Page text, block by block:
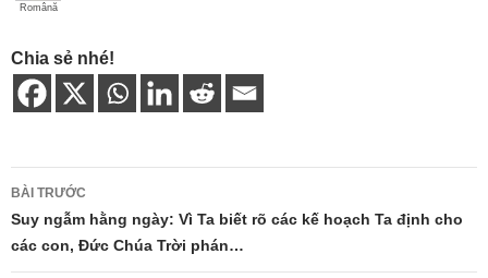
Română
Chia sẻ nhé!
Điều
hướng
bài
BÀI TRƯỚC
Suy ngẫm hằng ngày: Vì Ta biết rõ các kế hoạch Ta định cho
các con, Đức Chúa Trời phán…